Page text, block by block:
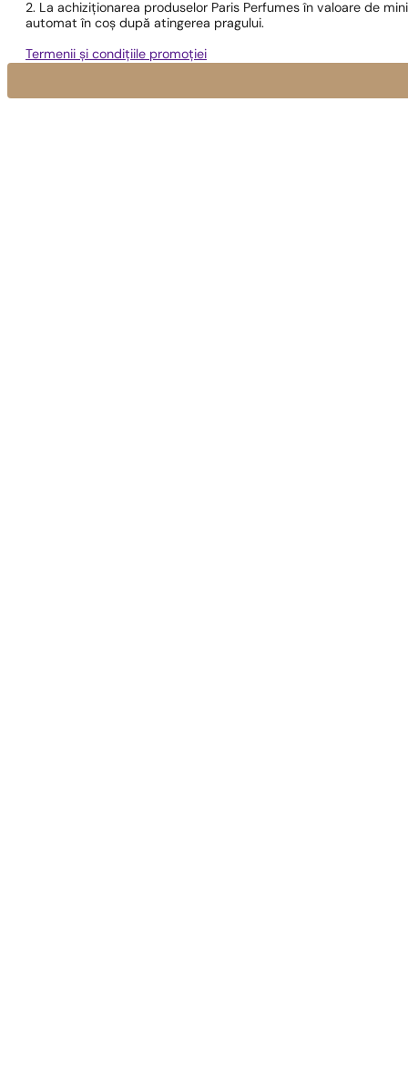
2. La achiziționarea produselor Paris Perfumes în valoare de
automat în coș după atingerea pragului.
Termenii și condițiile promoției